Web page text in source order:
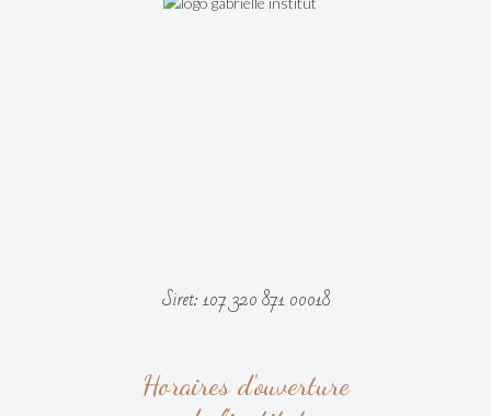
Siret: 107 320 871 00018
Horaires d'ouverture